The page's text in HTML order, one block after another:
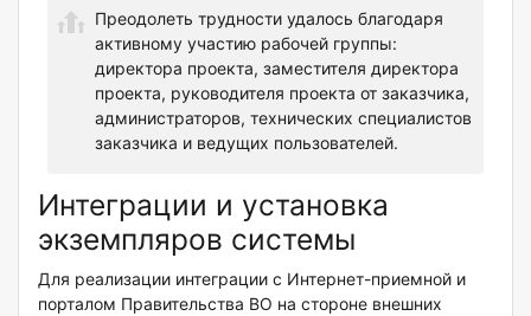
Преодолеть трудности удалось благодаря
активному участию рабочей группы:
директора проекта, заместителя директора
проекта, руководителя проекта от заказчика,
администраторов, технических специалистов
заказчика и ведущих пользователей.
Интеграции и установка
экземпляров системы
Для реализации интеграции с Интернет-приемной и
порталом Правительства ВО на стороне внешних